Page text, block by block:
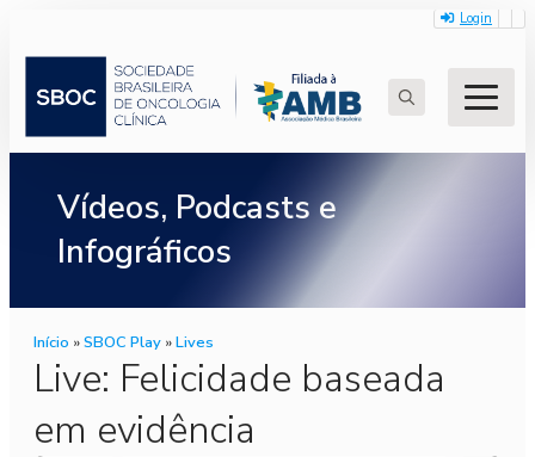
Login
for:
Vídeos, Podcasts e
Infográficos
Início »SBOC Play »Lives
Live: Felicidade baseada
em evidência